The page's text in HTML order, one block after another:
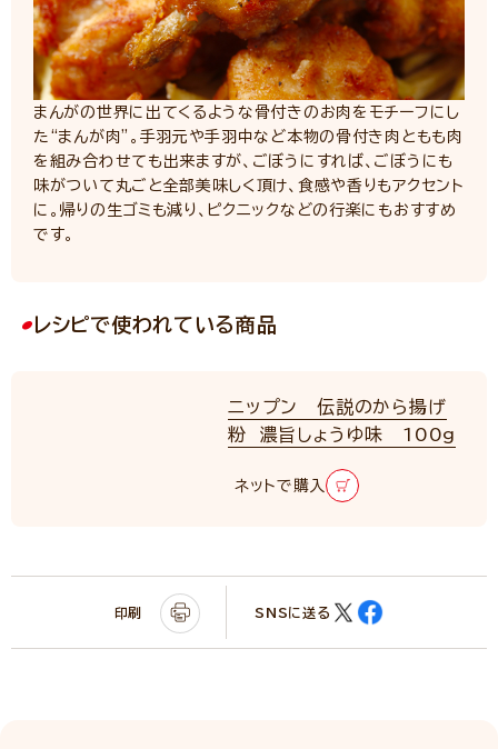
まんがの世界に出てくるような骨付きのお肉をモチーフにし
た“まんが肉”。手羽元や手羽中など本物の骨付き肉ともも肉
を組み合わせても出来ますが、ごぼうにすれば、ごぼうにも
味がついて丸ごと全部美味しく頂け、食感や香りもアクセント
に。帰りの生ゴミも減り、ピクニックなどの行楽にもおすすめ
です。
レシピで使われている商品
ニップン 伝説のから揚げ
粉 濃旨しょうゆ味 100g
ネットで購入
印刷 SNSに送る